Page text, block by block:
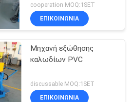
cooperation MOQ:1SET
ΕΠΙΚΟΙΝΩΝΊΑ
Μηχανή εξώθησης
καλωδίων PVC
discussable MOQ:1SET
ΕΠΙΚΟΙΝΩΝΊΑ